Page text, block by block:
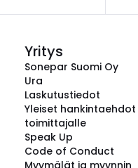
Yritys
Sonepar Suomi Oy
Ura
Laskutustiedot
Yleiset hankintaehdot
toimittajalle
Speak Up
Code of Conduct
Myymälät ja myynnin